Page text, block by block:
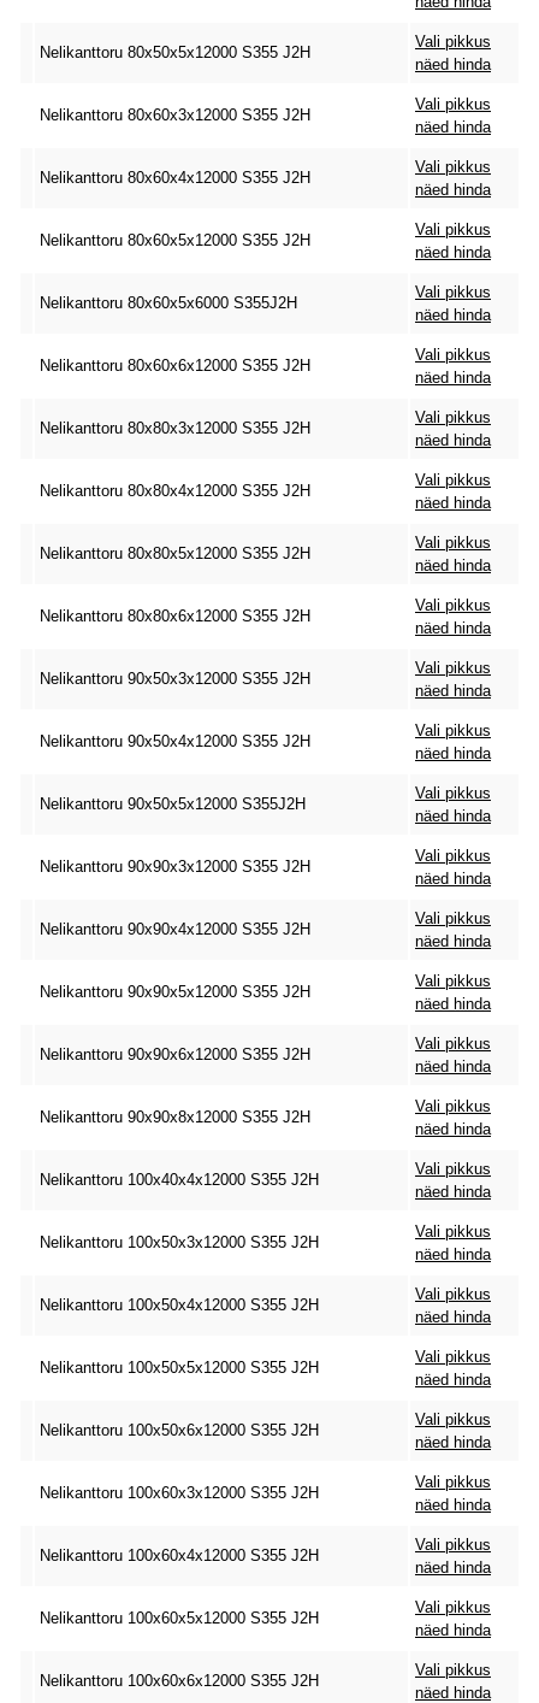
Nelikanttoru 80x50x5x12000 S355 J2H
Vali pikkus
näed hinda
Nelikanttoru 80x60x3x12000 S355 J2H
Vali pikkus
näed hinda
Nelikanttoru 80x60x4x12000 S355 J2H
Vali pikkus
näed hinda
Nelikanttoru 80x60x5x12000 S355 J2H
Vali pikkus
näed hinda
Nelikanttoru 80x60x5x6000 S355J2H
Vali pikkus
näed hinda
Nelikanttoru 80x60x6x12000 S355 J2H
Vali pikkus
näed hinda
Nelikanttoru 80x80x3x12000 S355 J2H
Vali pikkus
näed hinda
Nelikanttoru 80x80x4x12000 S355 J2H
Vali pikkus
näed hinda
Nelikanttoru 80x80x5x12000 S355 J2H
Vali pikkus
näed hinda
Nelikanttoru 80x80x6x12000 S355 J2H
Vali pikkus
näed hinda
Nelikanttoru 90x50x3x12000 S355 J2H
Vali pikkus
näed hinda
Nelikanttoru 90x50x4x12000 S355 J2H
Vali pikkus
näed hinda
Nelikanttoru 90x50x5x12000 S355J2H
Vali pikkus
näed hinda
Nelikanttoru 90x90x3x12000 S355 J2H
Vali pikkus
näed hinda
Nelikanttoru 90x90x4x12000 S355 J2H
Vali pikkus
näed hinda
Nelikanttoru 90x90x5x12000 S355 J2H
Vali pikkus
näed hinda
Nelikanttoru 90x90x6x12000 S355 J2H
Vali pikkus
näed hinda
Nelikanttoru 90x90x8x12000 S355 J2H
Vali pikkus
näed hinda
Nelikanttoru 100x40x4x12000 S355 J2H
Vali pikkus
näed hinda
Nelikanttoru 100x50x3x12000 S355 J2H
Vali pikkus
näed hinda
Nelikanttoru 100x50x4x12000 S355 J2H
Vali pikkus
näed hinda
Nelikanttoru 100x50x5x12000 S355 J2H
Vali pikkus
näed hinda
Nelikanttoru 100x50x6x12000 S355 J2H
Vali pikkus
näed hinda
Nelikanttoru 100x60x3x12000 S355 J2H
Vali pikkus
näed hinda
Nelikanttoru 100x60x4x12000 S355 J2H
Vali pikkus
näed hinda
Nelikanttoru 100x60x5x12000 S355 J2H
Vali pikkus
näed hinda
Nelikanttoru 100x60x6x12000 S355 J2H
Vali pikkus
näed hinda